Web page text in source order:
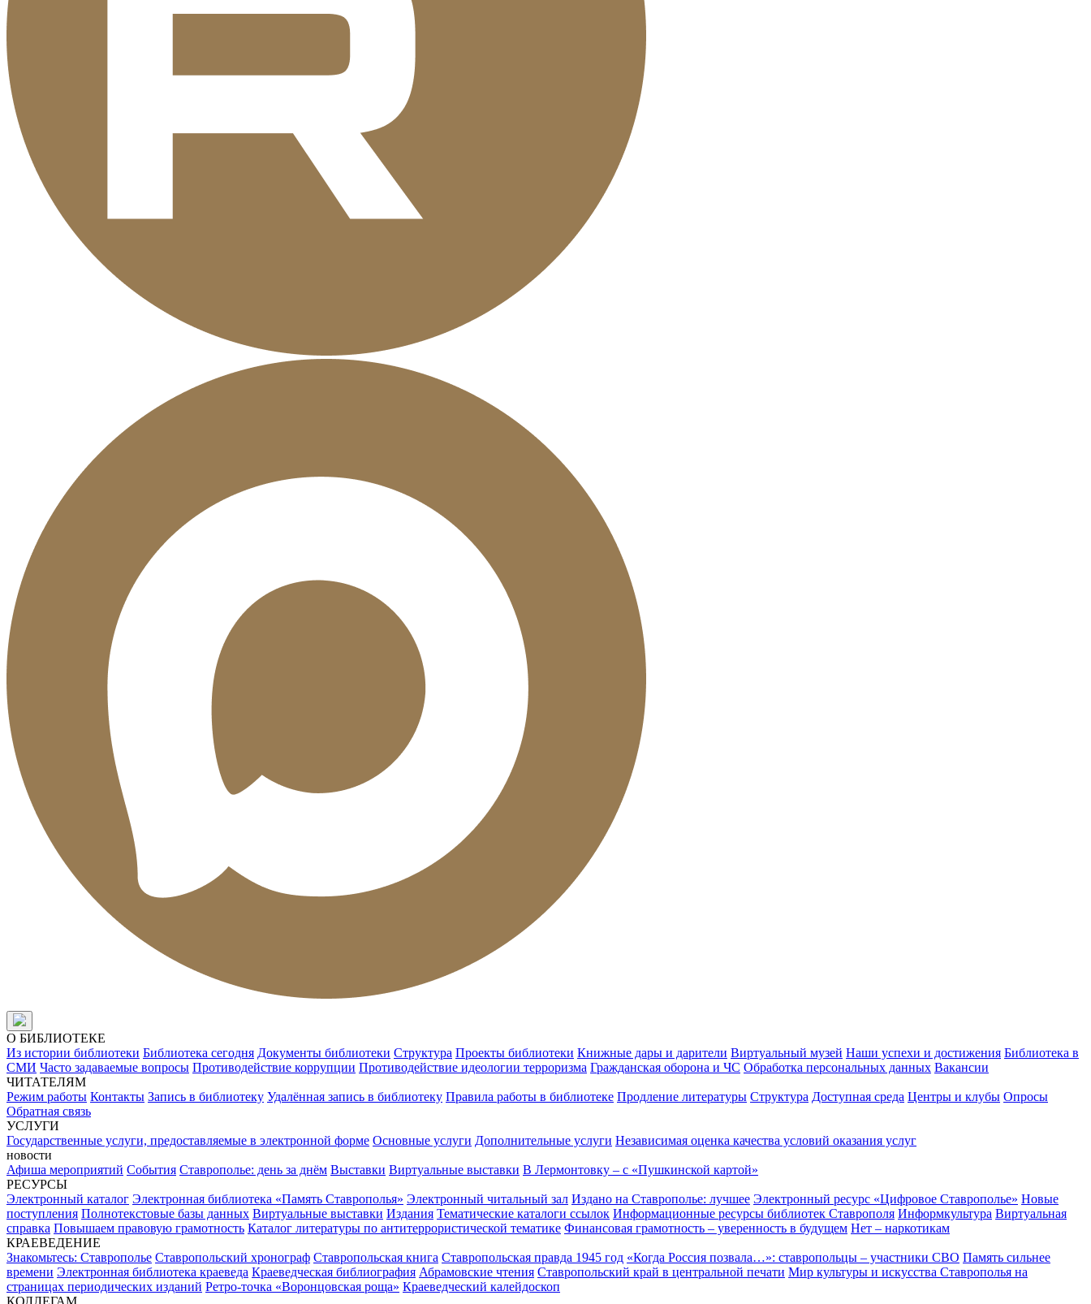
О БИБЛИОТЕКЕ
Из истории библиотеки Библиотека сегодня Документы библиотеки Структура Проекты библиотеки Книжные дары и дарители Виртуальный музей Наши успехи и достижения Библиотека в
СМИ Часто задаваемые вопросы Противодействие коррупции Противодействие идеологии терроризма Гражданская оборона и ЧС Обработка персональных данных Вакансии
ЧИТАТЕЛЯМ
Режим работы Контакты Запись в библиотеку Удалённая запись в библиотеку Правила работы в библиотеке Продление литературы Структура Доступная среда Центры и клубы Опросы
Обратная связь
УСЛУГИ
Государственные услуги, предоставляемые в электронной форме Основные услуги Дополнительные услуги Независимая оценка качества условий оказания услуг
новости
Афиша мероприятий События Ставрополье: день за днём Выставки Виртуальные выставки В Лермонтовку – с «Пушкинской картой»
РЕСУРСЫ
Электронный каталог Электронная библиотека «Память Ставрополья» Электронный читальный зал Издано на Ставрополье: лучшее Электронный ресурс «Цифровое Ставрополье» Новые
поступления Полнотекстовые базы данных Виртуальные выставки Издания Тематические каталоги ссылок Информационные ресурсы библиотек Ставрополя Информкультура Виртуальная
справка Повышаем правовую грамотность Каталог литературы по антитеррористической тематике Финансовая грамотность – уверенность в будущем Нет – наркотикам
КРАЕВЕДЕНИЕ
Знакомьтесь: Ставрополье Ставропольский хронограф Ставропольская книга Ставропольская правда 1945 год «Когда Россия позвала…»: ставропольцы – участники СВО Память сильнее
времени Электронная библиотека краеведа Краеведческая библиография Абрамовские чтения Ставропольский край в центральной печати Мир культуры и искусства Ставрополья на
страницах периодических изданий Ретро-точка «Воронцовская роща» Краеведческий калейдоскоп
КОЛЛЕГАМ